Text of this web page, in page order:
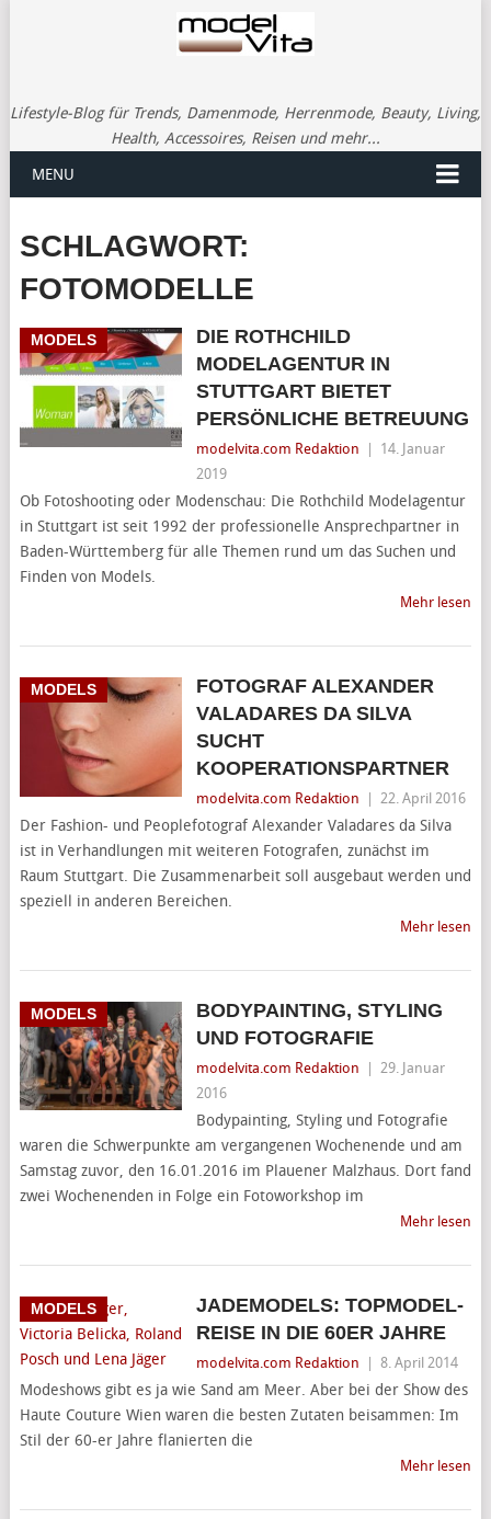
Lifestyle-Blog für Trends, Damenmode, Herrenmode, Beauty, Living,
Health, Accessoires, Reisen und mehr...
MENU
SCHLAGWORT:
FOTOMODELLE
MODELS
DIE ROTHCHILD
MODELAGENTUR IN
STUTTGART BIETET
PERSÖNLICHE BETREUUNG
modelvita.com Redaktion
14. Januar
2019
Ob Fotoshooting oder Modenschau: Die Rothchild Modelagentur
in Stuttgart ist seit 1992 der professionelle Ansprechpartner in
Baden-Württemberg für alle Themen rund um das Suchen und
Finden von Models.
Mehr lesen
MODELS
FOTOGRAF ALEXANDER
VALADARES DA SILVA
SUCHT
KOOPERATIONSPARTNER
modelvita.com Redaktion 22. April 2016
Der Fashion- und Peoplefotograf Alexander Valadares da Silva
ist in Verhandlungen mit weiteren Fotografen, zunächst im
Raum Stuttgart. Die Zusammenarbeit soll ausgebaut werden und
speziell in anderen Bereichen.
Mehr lesen
MODELS
BODYPAINTING, STYLING
UND FOTOGRAFIE
modelvita.com Redaktion
29. Januar
2016
Bodypainting, Styling und Fotografie
waren die Schwerpunkte am vergangenen Wochenende und am
Samstag zuvor, den 16.01.2016 im Plauener Malzhaus. Dort fand
zwei Wochenenden in Folge ein Fotoworkshop im
Mehr lesen
MODELS
JADEMODELS: TOPMODEL-
REISE IN DIE 60ER JAHRE
modelvita.com Redaktion 8. April 2014
Modeshows gibt es ja wie Sand am Meer. Aber bei der Show des
Haute Couture Wien waren die besten Zutaten beisammen: Im
Stil der 60-er Jahre flanierten die
Mehr lesen